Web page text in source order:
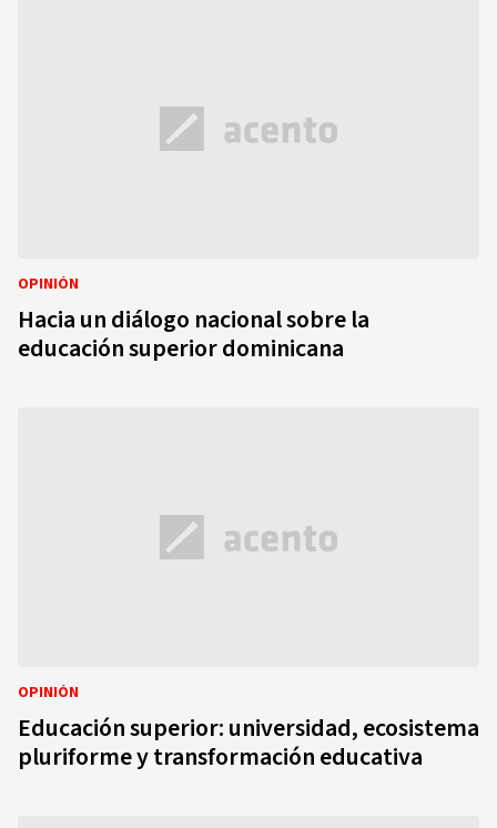
OPINIÓN
Hacia un diálogo nacional sobre la
educación superior dominicana
OPINIÓN
Educación superior: universidad, ecosistema
pluriforme y transformación educativa